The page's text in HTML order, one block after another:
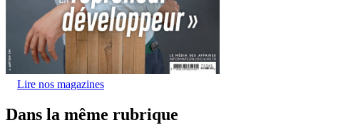
Lire nos magazines
Dans la même rubrique